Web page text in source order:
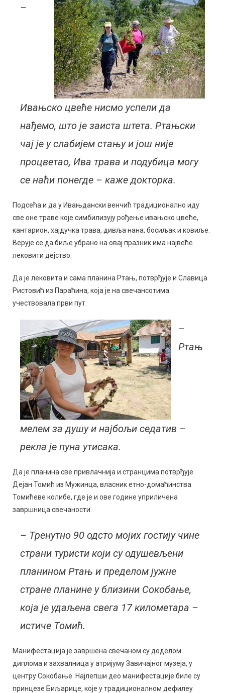
–
Ивањско цвеће нисмо успели да
нађемо, што је заиста штета. Ртањски
чај је у слабијем стању и још није
процветао, Ива трава и подубица могу
се наћи понегде – каже докторка.
Подсећа и да у Ивањдански венчић традиционално иду
све оне траве које симбилизују рођење ивањско цвеће,
кантарион, хајдучка трава, дивља нана, босиљак и ковиље.
Верује се да биље убрано на овај празник има највеће
лековити дејство.
Да је лековита и сама планина Ртањ, потврђује и Славица
Ристовић из Параћина, која је на свечансотима
учествовала први пут.
–
Ртањ
мелем за душу и најбољи седатив –
рекла је пуна утисака.
Да је планина све привлачнија и странцима потврђује
Дејан Томић из Мужинца, власник етно-домаћинства
Томићеве колибе, где је и ове године уприличена
завршница свечаности.
– Тренутно 90 одсто мојих гостију чине
страни туристи који су одушевљени
планином Ртањ и пределом јужне
стране планине у близини Сокобање,
која је удаљена свега 17 километара –
истиче Томић.
Манифестација је завршена свечаном су доделом
диплома и захвалница у атријуму Завичајног музеја, у
центру Сокобање. Најлепши део манифестације биле су
принцезе Биљарице, које у традиционалном дефилеу